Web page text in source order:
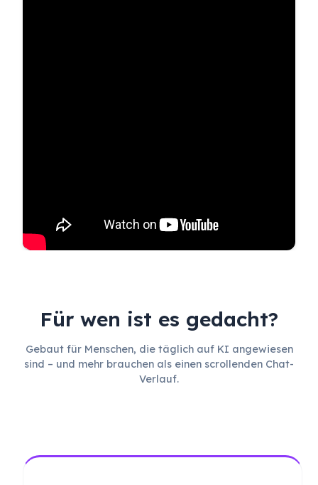
Für wen ist es gedacht?
Gebaut für Menschen, die täglich auf KI angewiesen
sind – und mehr brauchen als einen scrollenden Chat-
Verlauf.